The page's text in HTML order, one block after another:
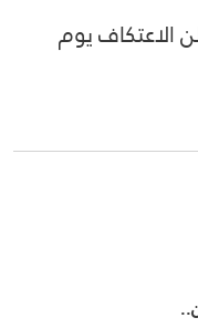
الاعتكاف يوم